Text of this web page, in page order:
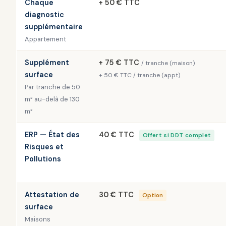
Chaque
diagnostic
supplémentaire
Appartement
+ 50 € TTC
Supplément
surface
Par tranche de 50
m² au-delà de 130
m²
+ 75 € TTC / tranche (maison)
+ 50 € TTC / tranche (appt)
ERP — État des
Risques et
Pollutions
40 € TTC Offert si DDT complet
Attestation de
surface
Maisons
30 € TTC Option